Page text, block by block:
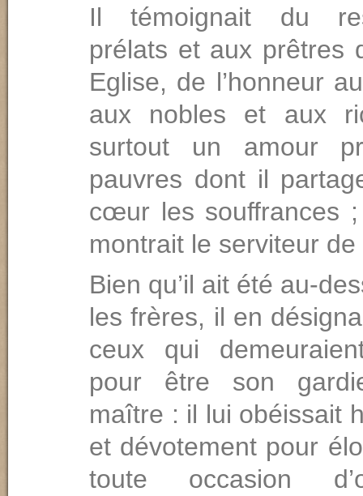
Il témoignait du
prélats et aux prêtres
Eglise, de l’honneur
aux nobles et aux
surtout un amour
pauvres dont il
cœur les souffrances
montrait le serviteur de
Bien qu’il ait été au-
les frères, il en
ceux qui
pour être son
maître : il lui obéissait
et dévotement pour
toute occasion